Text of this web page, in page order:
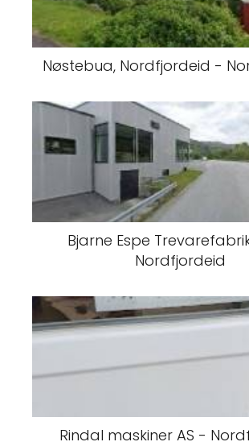
Nøstebua, Nordfjordeid -
Bjarne Espe
Nordfjordeid
Rindal maskiner AS -